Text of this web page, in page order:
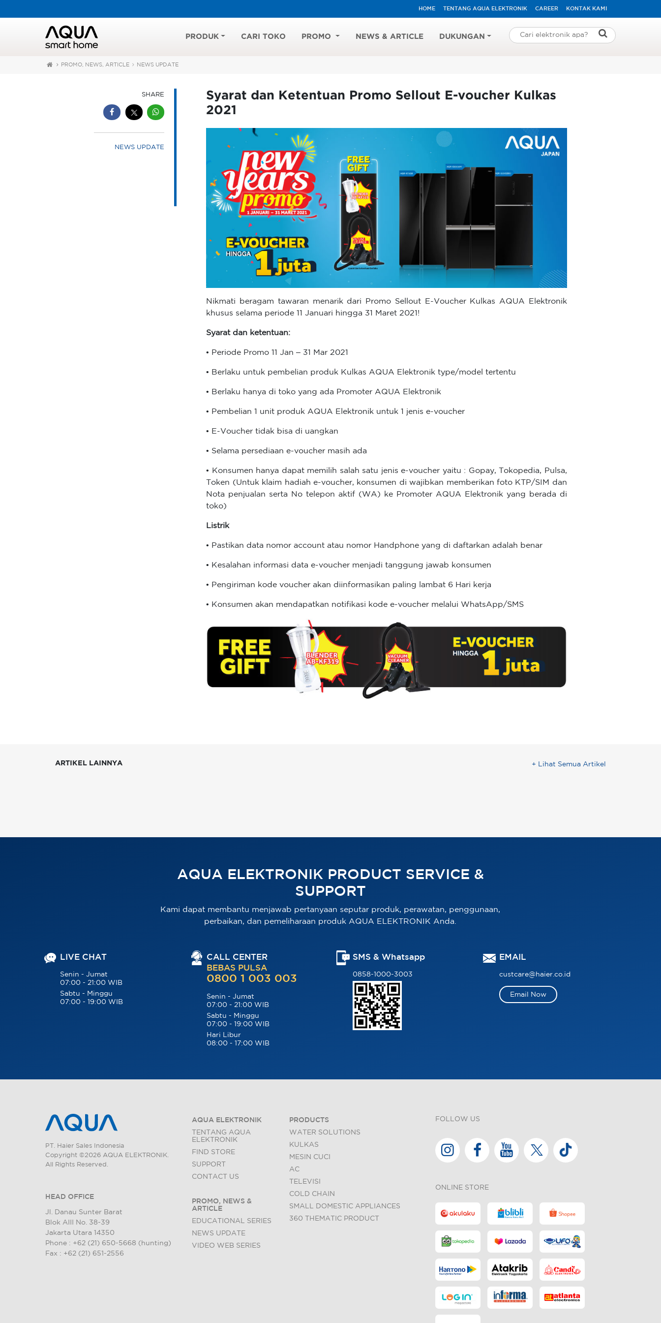
HOME TENTANG AQUA ELEKTRONIK CAREER KONTAK KAMI
PRODUK CARI TOKO PROMO NEWS & ARTICLE DUKUNGAN
PROMO, NEWS, ARTICLE NEWS UPDATE
SHARE
NEWS UPDATE
Syarat dan Ketentuan Promo Sellout E-voucher Kulkas
2021
Nikmati beragam tawaran menarik dari Promo Sellout E-Voucher Kulkas AQUA Elektronik
khusus selama periode 11 Januari hingga 31 Maret 2021!
Syarat dan ketentuan:
• Periode Promo 11 Jan – 31 Mar 2021
• Berlaku untuk pembelian produk Kulkas AQUA Elektronik type/model tertentu
• Berlaku hanya di toko yang ada Promoter AQUA Elektronik
• Pembelian 1 unit produk AQUA Elektronik untuk 1 jenis e-voucher
• E-Voucher tidak bisa di uangkan
• Selama persediaan e-voucher masih ada
• Konsumen hanya dapat memilih salah satu jenis e-voucher yaitu : Gopay, Tokopedia, Pulsa,
Token (Untuk klaim hadiah e-voucher, konsumen di wajibkan memberikan foto KTP/SIM dan
Nota penjualan serta No telepon aktif (WA) ke Promoter AQUA Elektronik yang berada di
toko)
Listrik
• Pastikan data nomor account atau nomor Handphone yang di daftarkan adalah benar
• Kesalahan informasi data e-voucher menjadi tanggung jawab konsumen
• Pengiriman kode voucher akan diinformasikan paling lambat 6 Hari kerja
• Konsumen akan mendapatkan notifikasi kode e-voucher melalui WhatsApp/SMS
ARTIKEL LAINNYA + Lihat Semua Artikel
AQUA ELEKTRONIK PRODUCT SERVICE &
SUPPORT
Kami dapat membantu menjawab pertanyaan seputar produk, perawatan, penggunaan,
perbaikan, dan pemeliharaan produk AQUA ELEKTRONIK Anda.
LIVE CHAT
Senin - Jumat
07:00 - 21:00 WIB
Sabtu - Minggu
07:00 - 19:00 WIB
CALL CENTER
BEBAS PULSA
0800 1 003 003
Senin - Jumat
07:00 - 21:00 WIB
Sabtu - Minggu
07:00 - 19:00 WIB
Hari Libur
08:00 - 17:00 WIB
SMS & Whatsapp
0858-1000-3003
EMAIL
custcare@haier.co.id
Email Now
PT. Haier Sales Indonesia
Copyright ©2026 AQUA ELEKTRONIK.
All Rights Reserved.
HEAD OFFICE
Jl. Danau Sunter Barat
Blok AIII No. 38-39
Jakarta Utara 14350
Phone : +62 (21) 650-5668 (hunting)
Fax : +62 (21) 651-2556
AQUA ELEKTRONIK
TENTANG AQUA
ELEKTRONIK
FIND STORE
SUPPORT
CONTACT US
PROMO, NEWS &
ARTICLE
EDUCATIONAL SERIES
NEWS UPDATE
VIDEO WEB SERIES
PRODUCTS
WATER SOLUTIONS
KULKAS
MESIN CUCI
AC
TELEVISI
COLD CHAIN
SMALL DOMESTIC APPLIANCES
360 THEMATIC PRODUCT
FOLLOW US
ONLINE STORE